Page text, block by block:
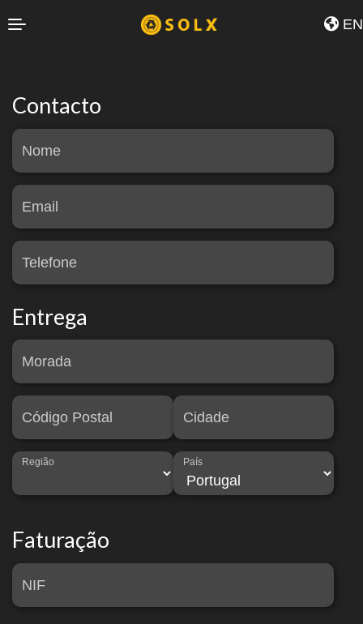
EN
Contacto
Nome
Email
Telefone
Entrega
Morada
Código Postal Cidade
Região País
Faturação
NIF